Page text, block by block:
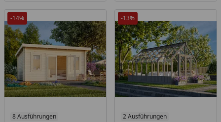
-14%
8 Ausführungen
-13%
2 Ausführungen